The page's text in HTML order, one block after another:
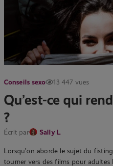
Conseils sexo 13 447 vues
Qu’est-ce qui
?
Écrit par Sally L
Lorsqu’on aborde le sujet du
tourner vers des films pour adultes